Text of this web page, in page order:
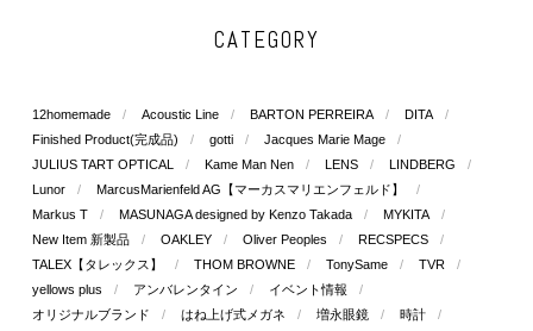
CATEGORY
12homemade Acoustic Line BARTON PERREIRA
DITA
Finished Product(完成品)
gotti
Jacques Marie Mage
JULIUS TART OPTICAL
Kame Man Nen LENS
LINDBERG
Lunor
MarcusMarienfeld AG【マーカスマリエンフェルド】
Markus T
MASUNAGA designed by Kenzo Takada
MYKITA
New Item 新製品
OAKLEY Oliver Peoples
RECSPECS
TALEX【タレックス】
THOM BROWNE TonySame
TVR
yellows plus
アンバレンタイン
イベント情報
オリジナルブランド
はね上げ式メガネ 増永眼鏡
時計